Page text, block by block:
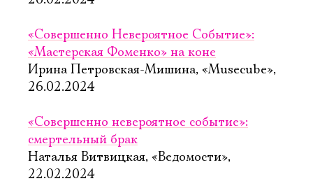
«Совершенно Невероятное Событие»:
«Мастерская Фоменко» на коне
Ирина Петровская-Мишина, «Musecube»,
26.02.2024
«Совершенно невероятное событие»:
смертельный брак
Наталья Витвицкая, «Ведомости»,
22.02.2024